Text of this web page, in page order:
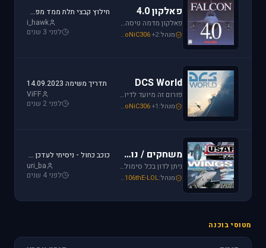
פאלקון 4.0
פאלקון מדמה טיסה בצורה ריאליסטית ומתקדמת במטוס ה-F-16. מתקשים? זקוקים לעזרה? רוצים לשתף תמונה או וידיאו מהטיסה שלכם ב- Falcon זהו הפורום המתאים.
מנהל: i_hawk SoNiC306+2
חילוץ קבצי תלת ממד מפאלקון
i_hawk
לפני 3 שנים
DCS World
פורום זה מיועד לדיון בסדרת הסימולטורים Digital Combat Simulator וכן בסדרת Lock On Modern Air Combat. מחפשים תמיכה? או סתם רוצים לשתף מידע ותמונות זהו המקום הנכון.
מנהל: SoNiC306+1
תדריך משימה 14.09.2023
ViFF
לפני 2 שנים
משחקים / נוסטלגיה
ניתן לדון בכל סימולטור טיסה או משחקים שאינם בגדר סימולטורים אשר אין להם פורום נפרד ובסימולטורים נוסטלגיים כגון: אף-15, אף-18, חיל האויר האמריקני, כוכב כחול - "חיל האויר הישראלי" וסטרייק פייטרס.
מנהל: Mike_69th ,106thE-LOL
כוכב כחול - ניסיתי לעדכן את לגירסה 1.1 וקיבלתי הודעת שגיאה.
uri_ba
לפני 4 שנים
מטוסי בוכנה